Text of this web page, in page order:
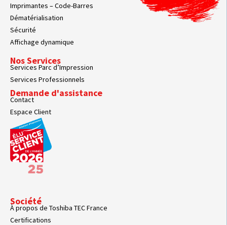
Imprimantes – Code-Barres
Dématérialisation
Sécurité
Affichage dynamique
Nos Services
Services Parc d’Impression
Services Professionnels
Demande d'assistance
Contact
Espace Client
Société
À propos de Toshiba TEC France
Certifications